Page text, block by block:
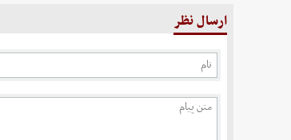
ارسال نظر